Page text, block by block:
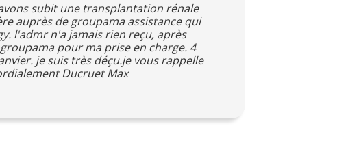
subit une transplantation rénale
auprès de groupama assistance qui
l'admr n'a jamais rien reçu, après
pour ma prise en charge. 4
je suis très déçu.je vous rappelle
Ducruet Max